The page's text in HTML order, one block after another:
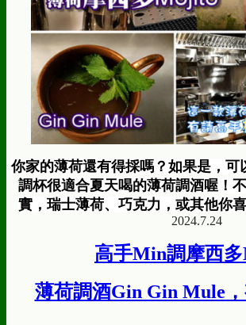
你家的薄荷還有得採嗎？如果是，可
調杯很適合夏天喝的薄荷調酒喔！
實，瑞士薄荷、巧克力，或其他你
2024.7.24
高手Min調摩西
薄荷調酒Gin Gin Mule